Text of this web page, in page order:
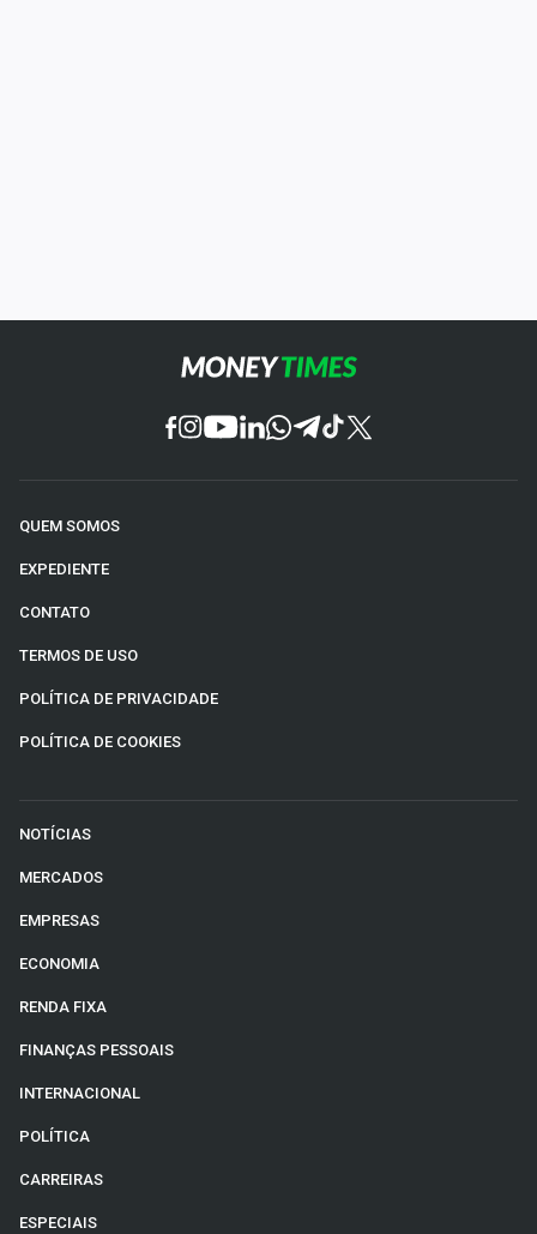
QUEM SOMOS
EXPEDIENTE
CONTATO
TERMOS DE USO
POLÍTICA DE PRIVACIDADE
POLÍTICA DE COOKIES
NOTÍCIAS
MERCADOS
EMPRESAS
ECONOMIA
RENDA FIXA
FINANÇAS PESSOAIS
INTERNACIONAL
POLÍTICA
CARREIRAS
ESPECIAIS